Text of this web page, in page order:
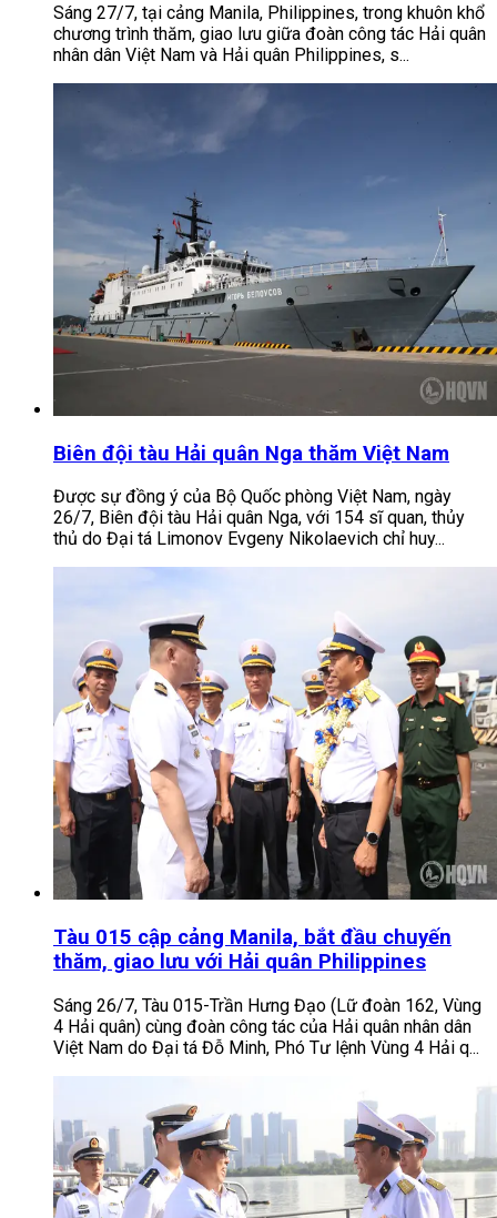
Sáng 27/7, tại cảng Manila, Philippines, trong khuôn khổ
chương trình thăm, giao lưu giữa đoàn công tác Hải quân
nhân dân Việt Nam và Hải quân Philippines, s...
Biên đội tàu Hải quân Nga thăm Việt Nam
Được sự đồng ý của Bộ Quốc phòng Việt Nam, ngày
26/7, Biên đội tàu Hải quân Nga, với 154 sĩ quan, thủy
thủ do Đại tá Limonov Evgeny Nikolaevich chỉ huy...
Tàu 015 cập cảng Manila, bắt đầu chuyến
thăm, giao lưu với Hải quân Philippines
Sáng 26/7, Tàu 015-Trần Hưng Đạo (Lữ đoàn 162, Vùng
4 Hải quân) cùng đoàn công tác của Hải quân nhân dân
Việt Nam do Đại tá Đỗ Minh, Phó Tư lệnh Vùng 4 Hải q...